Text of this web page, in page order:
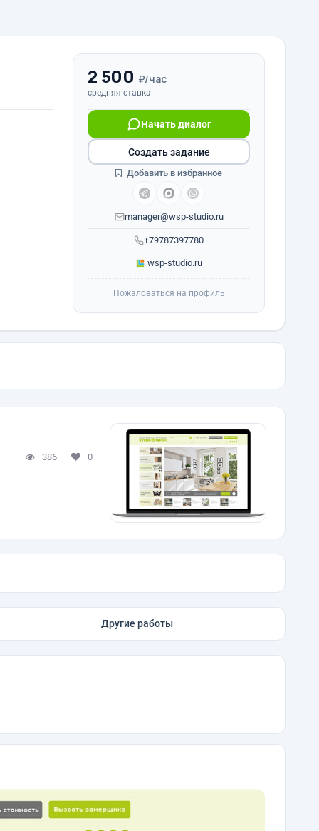
2 500 ₽/час
средняя ставка
+79787397780
Начать диалог
manager@wsp-studio.ru
wsp-studio.ru
Создать задание
Добавить в избранное
Пожаловаться на профиль
386 0
Другие работы